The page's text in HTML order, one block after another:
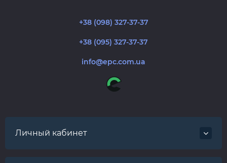
+38 (098) 327-37-37
+38 (095) 327-37-37
info@epc.com.ua
Личный кабинет